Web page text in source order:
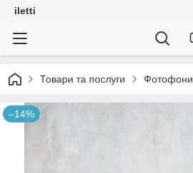
iletti
Товари та послуги Фотофони
–14%